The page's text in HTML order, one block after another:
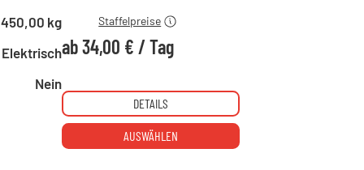
450,00 kg
Elektrisch
Nein
Staffelpreise
ab34,00 € /Tag
DETAILS
AUSWÄHLEN